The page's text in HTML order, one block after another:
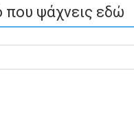
που ψάχνεις εδώ